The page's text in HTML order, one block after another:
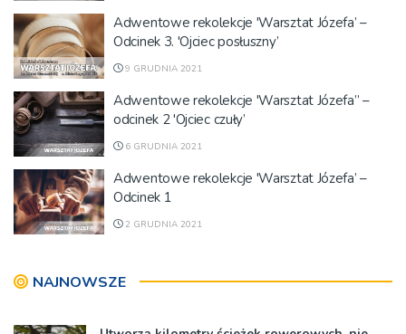
Adwentowe rekolekcje 'Warsztat Józefa’ –
Odcinek 3. 'Ojciec posłuszny’
9 GRUDNIA 2021
Adwentowe rekolekcje 'Warsztat Józefa” –
odcinek 2 'Ojciec czuły’
6 GRUDNIA 2021
Adwentowe rekolekcje 'Warsztat Józefa’ –
Odcinek 1
2 GRUDNIA 2021
NAJNOWSZE